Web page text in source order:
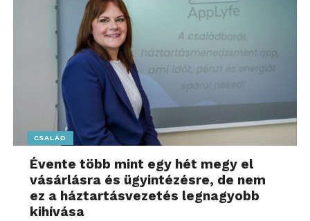
CSALÁD
Évente több mint egy hét megy el
vásárlásra és ügyintézésre, de nem
ez a háztartásvezetés legnagyobb
kihívása